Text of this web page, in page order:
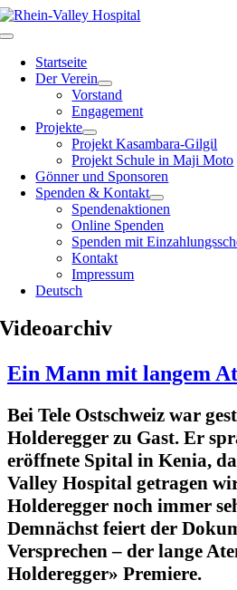
Zum
Inhalt
Toggle
NavigationStartseite
Der Verein
Vorstand
Engagement
Projekte
Projekt Kasambara-Gilgil
Projekt Schule in Maji Moto
Gönner und Sponsoren
Spenden & Kontakt
Spendenaktionen
Online Spenden
Spenden mit
Kontakt
Impressum
Deutsch
Videoarchiv
Ein Mann mit langem
Bei Tele Ostschweiz war
Holderegger zu Gast. Er
eröffnete Spital in Kenia,
Valley Hospital getragen
Holderegger noch immer
Demnächst feiert der
Versprechen – der lange
Holderegger» Premiere.